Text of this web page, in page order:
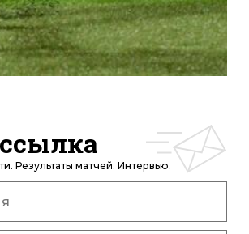
Результаты матчей. Интервью.